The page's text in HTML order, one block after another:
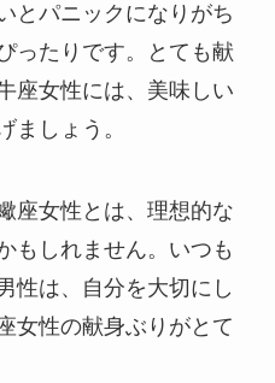
とパニックになりがち
ったりです。とても献
座女性には、美味しい
ましょう。
座女性とは、理想的な
もしれません。いつも
性は、自分を大切にし
女性の献身ぶりがとて